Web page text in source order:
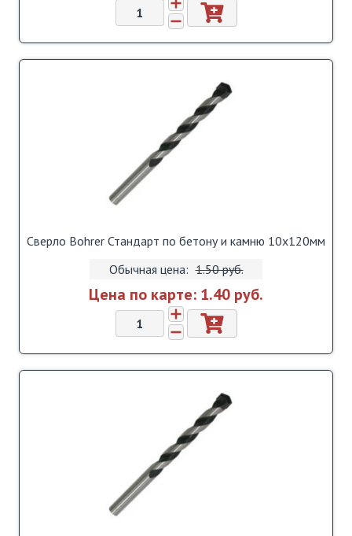
Сверло Bohrer Стандарт по бетону и камню 10х120мм
Обычная цена: 1.50 pуб.
Цена по карте: 1.40 pуб.